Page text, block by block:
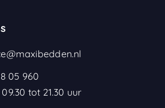
05 960
tot 21.30 uur